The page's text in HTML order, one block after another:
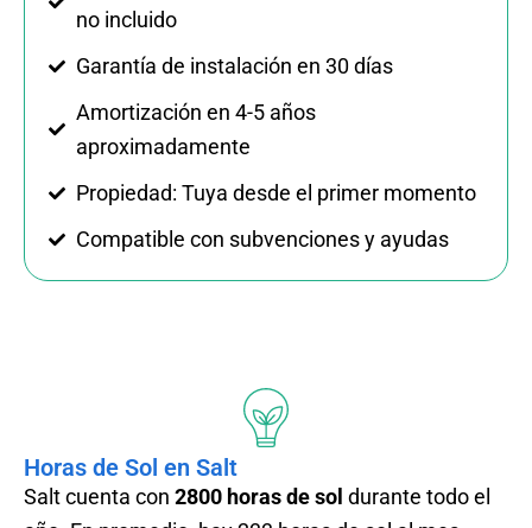
no incluido
Garantía de instalación en 30 días
Amortización en 4-5 años
aproximadamente
Propiedad: Tuya desde el primer momento
Compatible con subvenciones y ayudas
Horas de Sol en Salt
Saltcuenta con 2800 horas de sol durante todo el